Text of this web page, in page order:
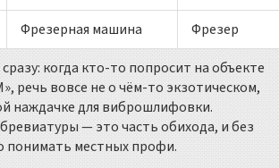
Фрезерная машина
Фрезер
когда кто-то попросит на объекте
речь вовсе не о чём-то экзотическом,
наждачке для виброшлифовки.
— это часть обихода, и без
понимать местных профи.